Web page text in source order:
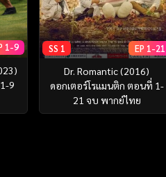
1-9
9
SS 1 EP 1-21
Dr. Romantic (2016)
ดอกเตอร์โรแมนติก ตอนที่ 1-
21 จบ พากย์ไทย